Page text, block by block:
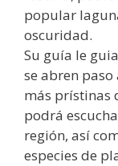
popular
oscuridad.
Su guía le
se abren paso
más prístinas
podrá
región, así
especies de